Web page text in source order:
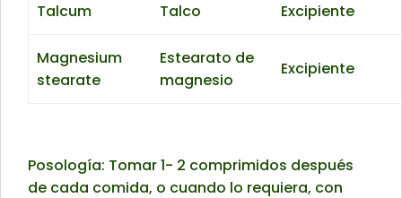
Talcum Talco Excipiente
Magnesium
stearate
Estearato de
magnesio
Excipiente
Posología: Tomar 1- 2 comprimidos después
de cada comida, o cuando lo requiera, con